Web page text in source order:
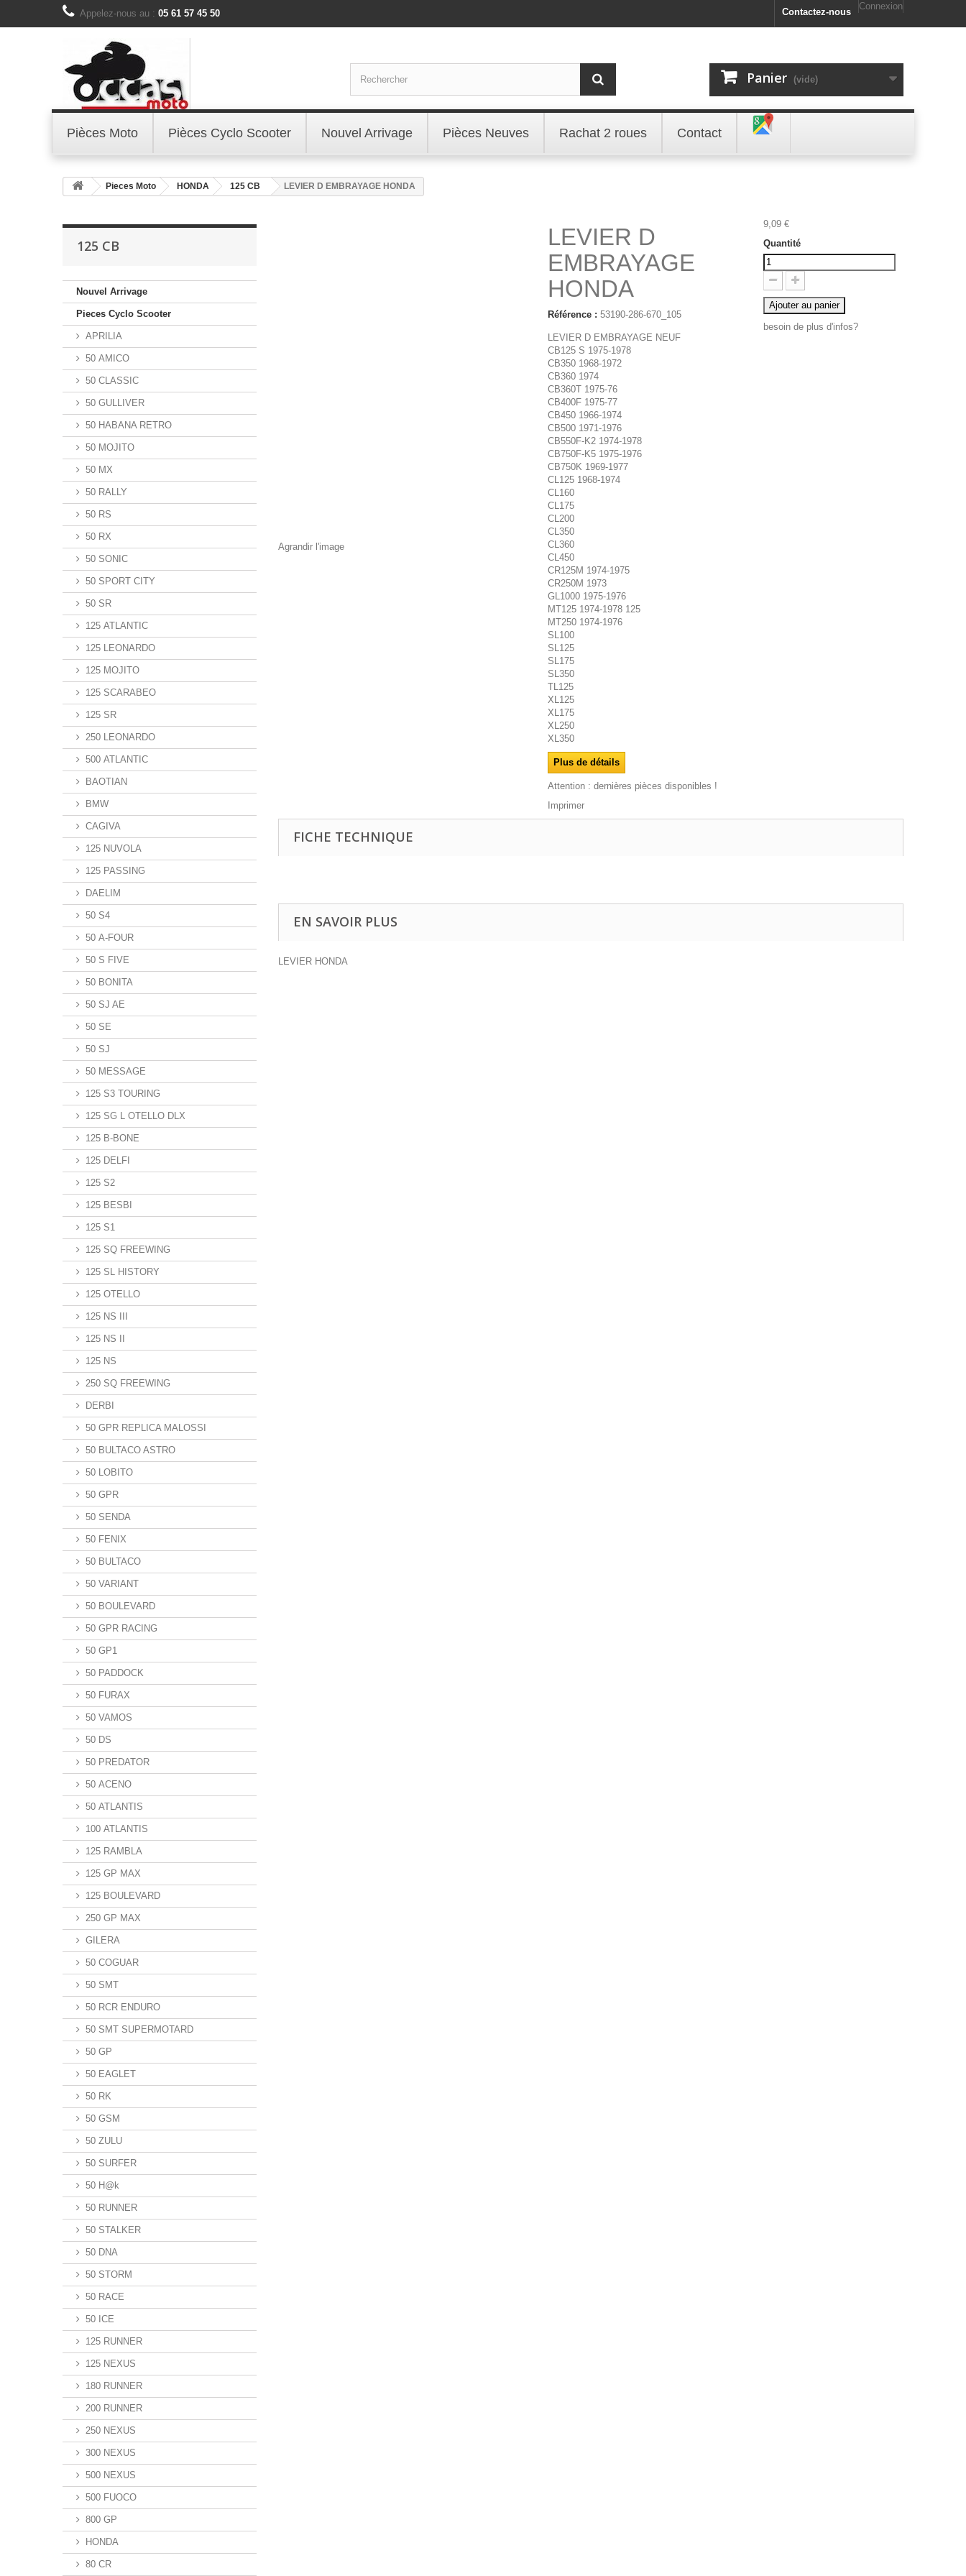
Connexion
Contactez-nous
Appelez-nous au : 05 61 57 45 50
Panier (vide)
Pièces Moto Pièces Cyclo Scooter Nouvel Arrivage Pièces Neuves Rachat 2 roues Contact
Pieces Moto HONDA 125 CB LEVIER D EMBRAYAGE HONDA
125 CB
Nouvel Arrivage
Pieces Cyclo Scooter
APRILIA
50 AMICO
50 CLASSIC
50 GULLIVER
50 HABANA RETRO
50 MOJITO
50 MX
50 RALLY
50 RS
50 RX
50 SONIC
50 SPORT CITY
50 SR
125 ATLANTIC
125 LEONARDO
125 MOJITO
125 SCARABEO
125 SR
250 LEONARDO
500 ATLANTIC
BAOTIAN
BMW
CAGIVA
125 NUVOLA
125 PASSING
DAELIM
50 S4
50 A-FOUR
50 S FIVE
50 BONITA
50 SJ AE
50 SE
50 SJ
50 MESSAGE
125 S3 TOURING
125 SG L OTELLO DLX
125 B-BONE
125 DELFI
125 S2
125 BESBI
125 S1
125 SQ FREEWING
125 SL HISTORY
125 OTELLO
125 NS III
125 NS II
125 NS
250 SQ FREEWING
DERBI
50 GPR REPLICA MALOSSI
50 BULTACO ASTRO
50 LOBITO
50 GPR
50 SENDA
50 FENIX
50 BULTACO
50 VARIANT
50 BOULEVARD
50 GPR RACING
50 GP1
50 PADDOCK
50 FURAX
50 VAMOS
50 DS
50 PREDATOR
50 ACENO
50 ATLANTIS
100 ATLANTIS
125 RAMBLA
125 GP MAX
125 BOULEVARD
250 GP MAX
GILERA
50 COGUAR
50 SMT
50 RCR ENDURO
50 SMT SUPERMOTARD
50 GP
50 EAGLET
50 RK
50 GSM
50 ZULU
50 SURFER
50 H@k
50 RUNNER
50 STALKER
50 DNA
50 STORM
50 RACE
50 ICE
125 RUNNER
125 NEXUS
180 RUNNER
200 RUNNER
250 NEXUS
300 NEXUS
500 NEXUS
500 FUOCO
800 GP
HONDA
80 CR
Agrandir l'image
LEVIER D
EMBRAYAGE
HONDA
Référence : 53190-286-670_105
LEVIER D EMBRAYAGE NEUF
CB125 S 1975-1978
CB350 1968-1972
CB360 1974
CB360T 1975-76
CB400F 1975-77
CB450 1966-1974
CB500 1971-1976
CB550F-K2 1974-1978
CB750F-K5 1975-1976
CB750K 1969-1977
CL125 1968-1974
CL160
CL175
CL200
CL350
CL360
CL450
CR125M 1974-1975
CR250M 1973
GL1000 1975-1976
MT125 1974-1978 125
MT250 1974-1976
SL100
SL125
SL175
SL350
TL125
XL125
XL175
XL250
XL350
Plus de détails
Attention : dernières pièces disponibles !
Imprimer
9,09 €
Quantité
Ajouter au panier
besoin de plus d'infos?
FICHE TECHNIQUE
EN SAVOIR PLUS
LEVIER HONDA